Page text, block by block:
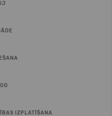
IZPLATĪŠANA